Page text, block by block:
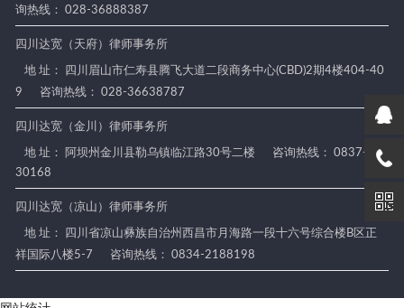
询热线： 028-36888387
四川达宽（天府）律师事务所
地 址： 四川眉山市仁寿县腾飞大道二段商务中心(CBD)2期4楼404-40
9
咨询热线： 028-36638787
四川达宽（金川）律师事务所
地 址： 阿坝州金川县勒乌镇临江路30号二楼
咨询热线： 0837-88
30168
四川达宽（凉山）律师事务所
地 址： 四川省凉山彝族自治州西昌市月海路一段十六号综合楼B区正
祥国际八楼5-7
咨询热线： 0834-2188198